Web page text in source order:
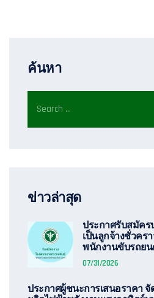
ค้นหา
ข่าวล่าสุด
ประกาศรับสมัคร
เป็นลูกจ้างชั่วคร
พนักงานขับรถย
07/31/2026
ประกาศผู้ชนะการเสนอราคา